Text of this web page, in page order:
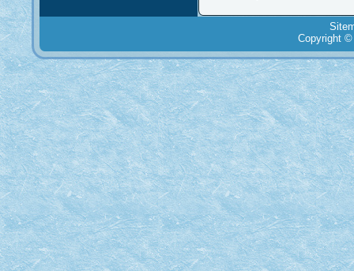
Copyright ©